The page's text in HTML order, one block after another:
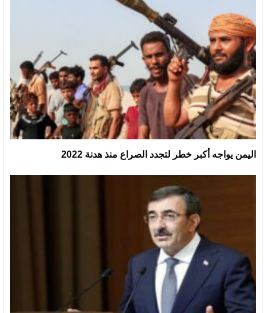
اليمن يواجه أكبر خطر لتجدد الصراع منذ هدنة 2022